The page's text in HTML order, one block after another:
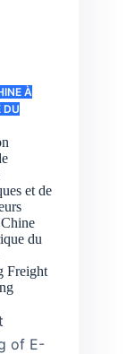
À
DU
et de
du
Freight
of E-